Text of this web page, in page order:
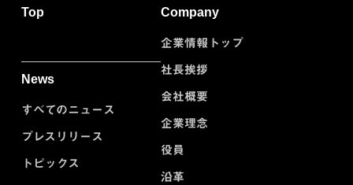
Top
News
すべてのニュース
プレスリリース
トピックス
Company
企業情報トップ
社長挨拶
会社概要
企業理念
役員
沿革